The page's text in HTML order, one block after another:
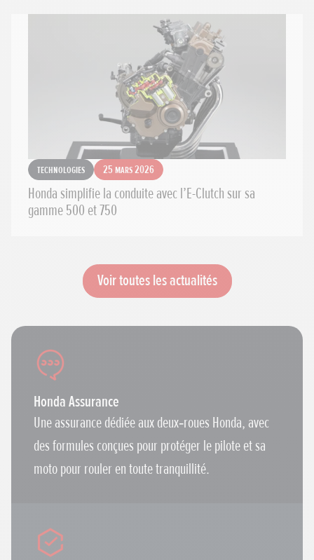
Technologies 25 mars 2026
Honda simplifie la conduite avec l’E-Clutch sur sa
gamme 500 et 750
Voir toutes les actualités
Honda Assurance
Une assurance dédiée aux deux‑roues Honda, avec
des formules conçues pour protéger le pilote et sa
moto pour rouler en toute tranquillité.